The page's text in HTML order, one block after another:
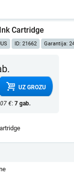
Cartridge
ID: 21662 Garantija:
UZ GROZU
€: 7 gab.